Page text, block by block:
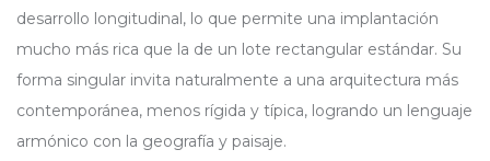
desarrollo longitudinal, lo que permite una implantación
mucho más rica que la de un lote rectangular estándar. Su
forma singular invita naturalmente a una arquitectura más
contemporánea, menos rígida y típica, logrando un lenguaje
armónico con la geografía y paisaje.